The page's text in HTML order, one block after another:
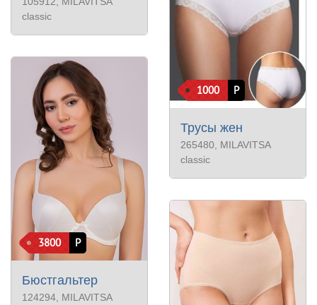
classic
3800 Р
Бюстгальтер
124294 , MILAVITSA
1000 Р
Трусы жен
265480 , MILAVITSA
classic